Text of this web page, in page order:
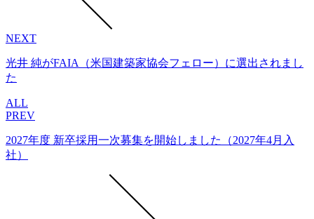
NEXT
光井 純がFAIA（米国建築家協会フェロー）に選出されまし
た
ALL
PREV
2027年度 新卒採用一次募集を開始しました（2027年4月入
社）